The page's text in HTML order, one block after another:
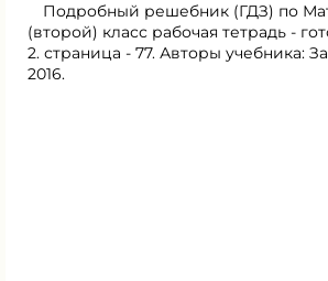
Подробный решебник (ГДЗ) по
(второй) класс рабочая тетрадь -
2. страница - 77. Авторы учебника:
2016.